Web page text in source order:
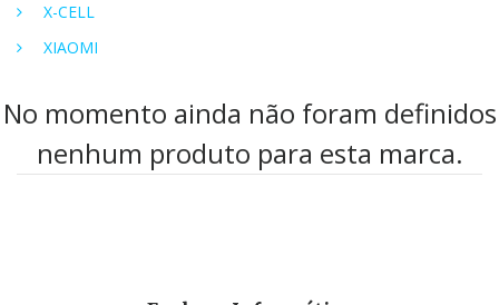
X-CELL
XIAOMI
No momento ainda não foram definidos
nenhum produto para esta marca.